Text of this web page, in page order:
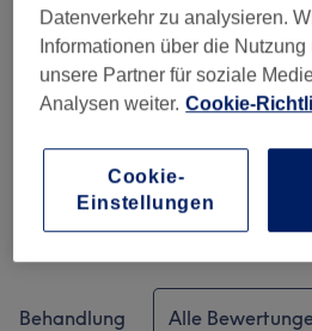
Ambiente
Sauberkeit
Behandlung Alle
Datenverkehr zu analysieren.
Informationen über die
unsere Partner für soziale
Analysen weiter. Cookie-
Cookie-
Einstellungen